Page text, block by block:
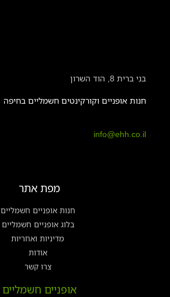
בני ברית 8, הוד השרון
חנות אופניים וקורקינטים חשמליים בחיפה
info@ehh.co.il
מפת אתר
חנות אופניים חשמליים
בלוג אופניים חשמליים
מדיניות ואחריות
אודות
צרו קשר
אופניים חשמליים